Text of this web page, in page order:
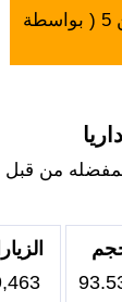
5 ( بواسطة
من قبل